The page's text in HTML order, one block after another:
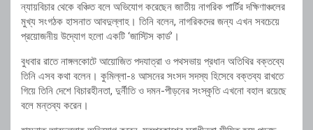
ন্যায়বিচার থেকে বঞ্চিত বলে অভিযোগ করেছেন জাতীয় নাগরিক পার্টির দক্ষিণাঞ্চলের
মুখ্য সংগঠক হাসনাত আবদুল্লাহ। তিনি বলেন, নাগরিকদের জন্য এখন সবচেয়ে
প্রয়োজনীয় উদ্যোগ হলো একটি ‘জাস্টিস কার্ড’।
বুধবার রাতে নাঙ্গলকোটে আয়োজিত পদযাত্রা ও পথসভায় প্রধান অতিথির বক্তব্যে
তিনি এসব কথা বলেন। কুমিল্লা-৪ আসনের সংসদ সদস্য হিসেবে বক্তব্য রাখতে
গিয়ে তিনি দেশে বিচারহীনতা, দুর্নীতি ও দমন-পীড়নের সংস্কৃতি এখনো বহাল রয়েছে
বলে মন্তব্য করেন।